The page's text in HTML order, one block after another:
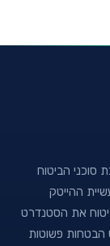
סוכני הביטוח
40+ שנה בתעשיית ההייטק
את הסטנדרט
הבטחות פשוטות